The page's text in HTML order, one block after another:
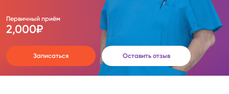
Первичный приём
2,000₽
Записаться Оставить отзыв